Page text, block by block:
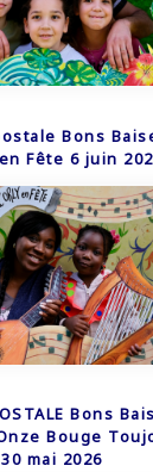
Bons
Fête 6 juin
Bons
Bouge
30 mai 2026